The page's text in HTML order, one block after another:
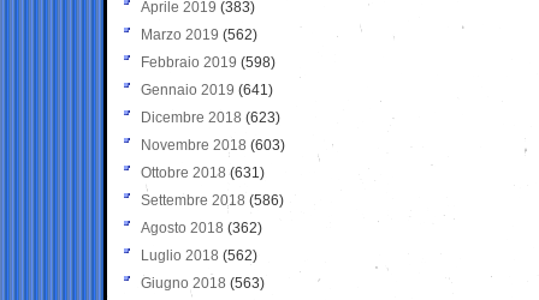
Aprile 2019 (383)
Marzo 2019 (562)
Febbraio 2019 (598)
Gennaio 2019 (641)
Dicembre 2018 (623)
Novembre 2018 (603)
Ottobre 2018 (631)
Settembre 2018 (586)
Agosto 2018 (362)
Luglio 2018 (562)
Giugno 2018 (563)